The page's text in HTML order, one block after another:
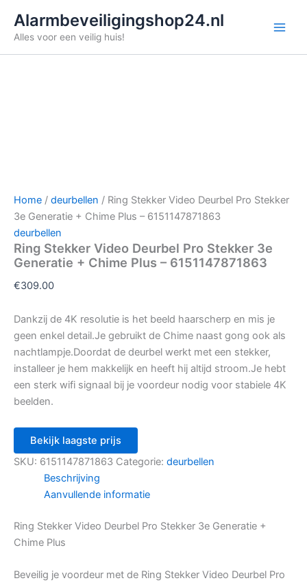
naar
inhoud
Alarmbeveiligingshop24.nl
Alles voor een veilig huis!
Home / deurbellen / Ring Stekker Video Deurbel Pro Stekker
3e Generatie + Chime Plus – 6151147871863
deurbellen
Ring Stekker Video Deurbel Pro Stekker 3e
Generatie + Chime Plus – 6151147871863
€309.00
Dankzij de 4K resolutie is het beeld haarscherp en mis je
geen enkel detail.Je gebruikt de Chime naast gong ook als
nachtlampje.Doordat de deurbel werkt met een stekker,
installeer je hem makkelijk en heeft hij altijd stroom.Je hebt
een sterk wifi signaal bij je voordeur nodig voor stabiele 4K
beelden.
Bekijk laagste prijs
SKU: 6151147871863 Categorie: deurbellen
Beschrijving
Aanvullende informatie
Ring Stekker Video Deurbel Pro Stekker 3e Generatie +
Chime Plus
Beveilig je voordeur met de Ring Stekker Video Deurbel Pro